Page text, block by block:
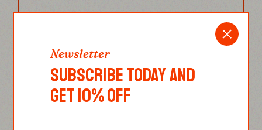
Newsletter
SUBSCRIBE TODAY AND
GET 10% OFF